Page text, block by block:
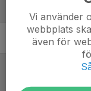
Ledare
Rikard
Referat
Vi använder
webbplats
även för